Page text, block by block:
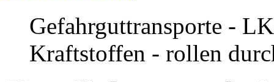
Gefahrguttransporte -
Kraftstoffen - rollen